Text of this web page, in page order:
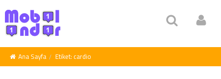
Ana Sayfa Etiket:cardio